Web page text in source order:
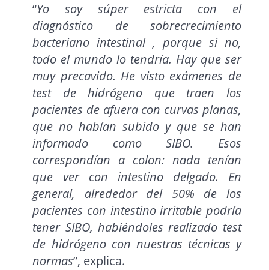
“Yo soy súper estricta con el
diagnóstico de sobrecrecimiento
bacteriano intestinal , porque si no,
todo el mundo lo tendría. Hay que ser
muy precavido. He visto exámenes de
test de hidrógeno que traen los
pacientes de afuera con curvas planas,
que no habían subido y que se han
informado como SIBO. Esos
correspondían a colon: nada tenían
que ver con intestino delgado. En
general, alrededor del 50% de los
pacientes con intestino irritable podría
tener SIBO, habiéndoles realizado test
de hidrógeno con nuestras técnicas y
normas”, explica.